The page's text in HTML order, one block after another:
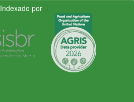
Indexado por